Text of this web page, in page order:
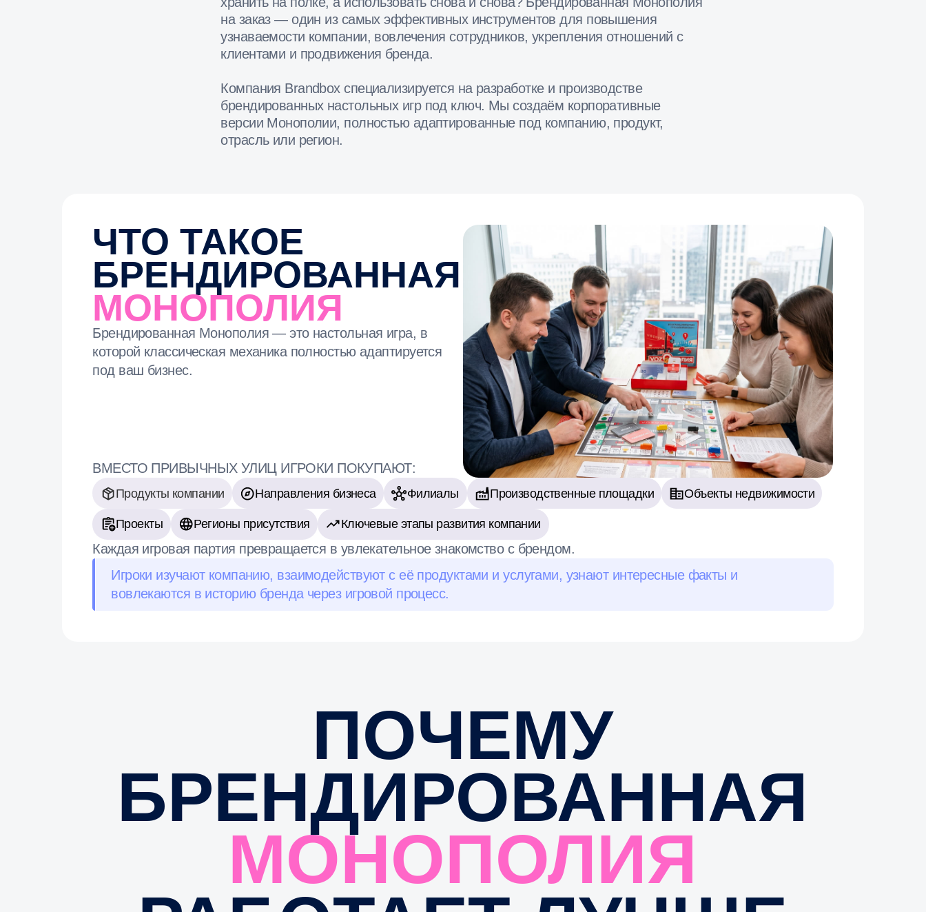
Компания Brandbox специализируется на разработке и производстве
брендированных настольных игр под ключ. Мы создаём корпоративные
версии Монополии, полностью адаптированные под компанию, продукт,
отрасль или регион.
ЧТО ТАКОЕ
Брендированная Монополия — это настольная игра, в
которой классическая механика полностью адаптируется
под ваш бизнес.
ВМЕСТО ПРИВЫЧНЫХ УЛИЦ ИГРОКИ ПОКУПАЮТ:
Продукты компании Производственные площадки Объекты недвижимости
Ключевые этапы развития компании
Каждая игровая партия превращается в увлекательное знакомство с брендом.
Игроки изучают компанию, взаимодействуют с её продуктами и услугами, узнают интересные факты и
вовлекаются в историю бренда через игровой процесс.
ПОЧЕМУ
МОНОПОЛИЯ
РАБОТАЕТ ЛУЧШЕ
ОБЫЧНОГО МЕРЧА
Большинство корпоративных подарков выполняют только
одну функцию — напоминают о компании.